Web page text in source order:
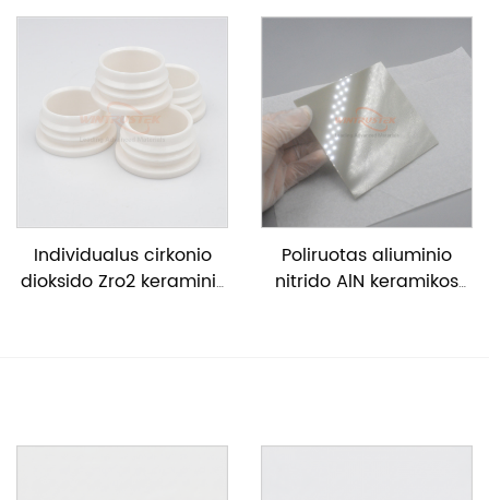
Individualus cirkonio
dioksido Zro2 keraminis
Poliruotas aliuminio
nitrido AlN keramikos